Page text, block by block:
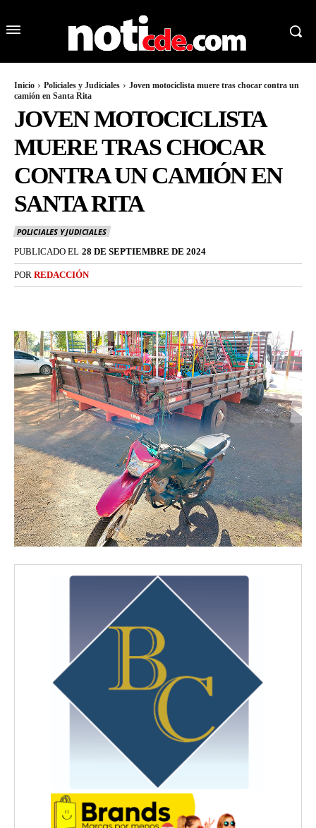
Inicio Policiales y Judiciales
Joven motociclista muere tras chocar contra un
camión en Santa Rita
JOVEN MOTOCICLISTA
MUERE TRAS CHOCAR
CONTRA UN CAMIÓN EN
SANTA RITA
POLICIALES Y JUDICIALES
PUBLICADO EL 28 DE SEPTIEMBRE DE 2024
POR REDACCIÓN